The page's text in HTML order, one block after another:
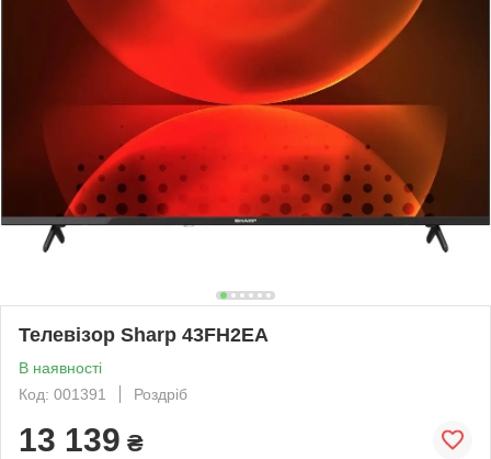
Телевізор Sharp 43FH2EA
В наявності
Код: 001391
Роздріб
13 139 ₴